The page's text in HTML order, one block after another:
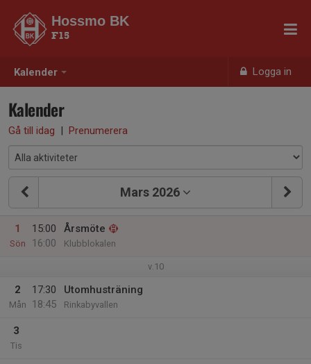
Kalender Logga in
Hossmo BK
F15
Kalender
Gå till idag | Prenumerera
Mars 2026
1
Sön
15:00
16:00
Årsmöte
Klubblokalen
v.10
2
Mån
17:30
18:45
Utomhusträning
Rinkabyvallen
3
Tis